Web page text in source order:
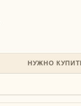
НУЖНО